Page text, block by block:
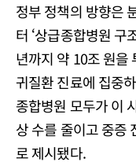
정부 정책의 방향은
터 ‘상급종합병원 구
년까지 약 10조 원을
귀질환 진료에 집중
종합병원 모두가 이
상 수를 줄이고 중증
로 제시됐다.